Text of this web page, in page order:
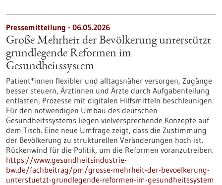
Pressemitteilung - 06.05.2026
Große Mehrheit der Bevölkerung unterstützt
grundlegende Reformen im
Gesundheitssystem
Patient*innen flexibler und alltagsnäher versorgen, Zugänge
besser steuern, Ärztinnen und Ärzte durch Aufgabenteilung
entlasten, Prozesse mit digitalen Hilfsmitteln beschleunigen:
Für den notwendigen Umbau des deutschen
Gesundheitssystems liegen vielversprechende Konzepte auf
dem Tisch. Eine neue Umfrage zeigt, dass die Zustimmung
der Bevölkerung zu strukturellen Veränderungen hoch ist.
Rückenwind für die Politik, um die Reformen voranzutreiben.
https://www.gesundheitsindustrie-
bw.de/fachbeitrag/pm/grosse-mehrheit-der-bevoelkerung-
unterstuetzt-grundlegende-reformen-im-gesundheitssystem